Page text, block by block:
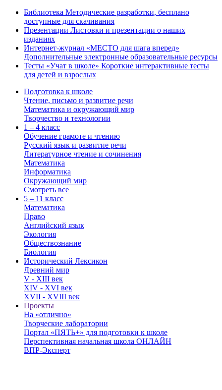
Библиотека Методические разработки, бесплано
доступные для скачивания
Презентации Листовки и презентации о наших
изданиях
Интернет-журнал «МЕСТО для шага вперед»
Дополнительные электронные образовательные ресурсы
Тесты «Учат в школе» Короткие интерактивные тесты
для детей и взрослых
Подготовка к школе
Чтение, письмо и развитие речи
Математика и окружающий мир
Творчество и технологии
1 – 4 класс
Обучение грамоте и чтению
Русский язык и развитие речи
Литературное чтение и сочинения
Математика
Информатика
Окружающий мир
Смотреть все
5 – 11 класс
Математика
Право
Английский язык
Экология
Обществознание
Биология
Исторический Лексикон
Древний мир
V - XIII век
XIV - XVI век
XVII - XVIII век
Проекты
На «отлично»
Творческие лаборатории
Портал «ПЯТЬ+» для подготовки к школе
Перспективная начальная школа ОНЛАЙН
ВПР-Эксперт